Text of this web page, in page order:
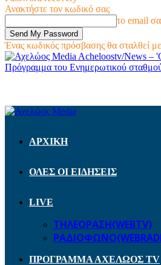
Ανακτήστε τον κωδικό σας
το email
Ένας κωδικός πρόσβασης θα σταλθεί
Acheloostv/News –
Πρόγραμμα του Ενημερωτικού
ΑΡΧΙΚΗ
ΟΛΕΣ ΟΙ ΕΙΔΗΣΕΙΣ
LIVE
ΤΗΛΕΟΡΑΣΗ(WEBTV)
ΠΡΟΓΡΑΜΜΑ ΑΧΕΛΩΟΣ TV